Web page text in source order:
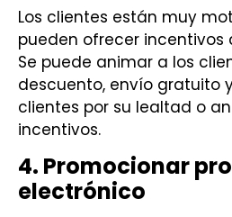
Los clientes están muy
pueden ofrecer incentivos
Se puede animar a los
descuento, envío gratuito
clientes por su lealtad o
incentivos.
4. Promocionar
electrónico